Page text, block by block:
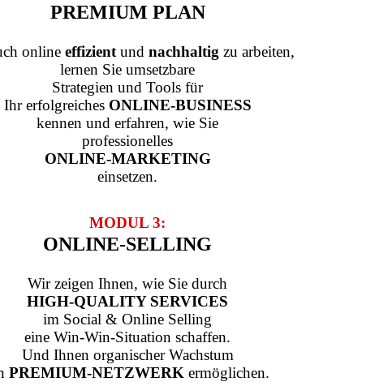
PREMIUM PLAN
online effizientund nachhaltig zu arbeiten,
lernen Sie umsetzbare
Strategien und Tools für
Ihr erfolgreiches ONLINE-BUSINESS
kennen und erfahren, wie Sie
professionelles
ONLINE-MARKETING
einsetzen.
MODUL 3:
ONLINE-SELLING
Wir zeigen Ihnen, wie Sie durch
HIGH-QUALITY SERVICES
im Social & Online Selling
eine Win-Win-Situation schaffen.
Und Ihnen organischer Wachstum
PREMIUM-NETZWERK ermöglichen.